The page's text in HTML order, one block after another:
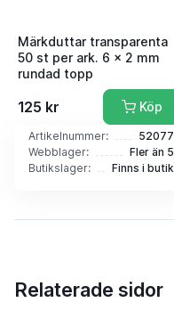
Märkduttar transparenta
50 st per ark. 6 x 2 mm
rundad topp
125 kr Köp
Artikelnummer:
52077
Webblager:
Fler än 5
Butikslager:
Finns i butik
Relaterade sidor